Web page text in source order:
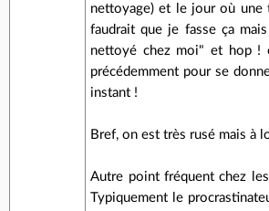
nettoyage) et le jour où une
faudrait que je fasse ça
nettoyé chez moi" et hop !
précédemment pour se
instant !
Bref, on est très rusé mais à
Autre point fréquent chez
Typiquement le